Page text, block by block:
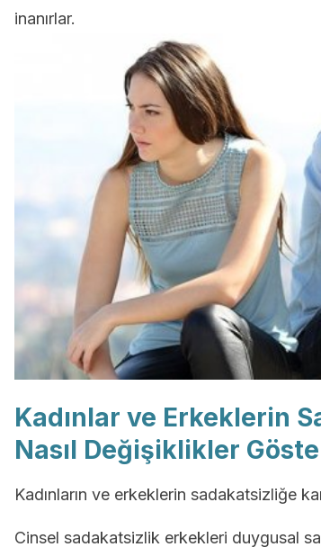
inanırlar.
Kadınlar ve Erkeklerin
Nasıl Değişiklikler
Kadınların ve erkeklerin sadakatsizliğe
Cinsel sadakatsizlik erkekleri duygusal